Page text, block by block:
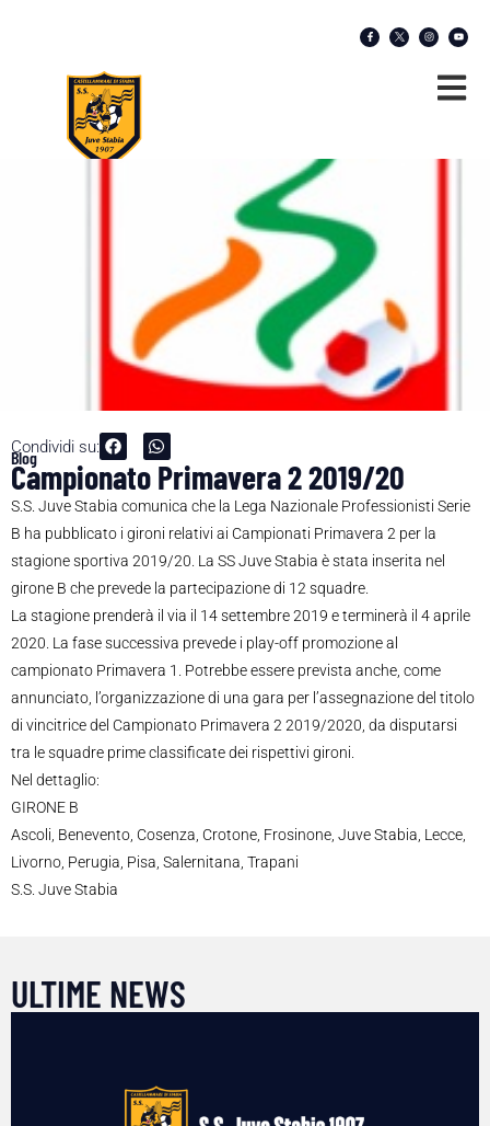
Condividi su:
Blog
Campionato Primavera 2 2019/20
S.S. Juve Stabia comunica che la Lega Nazionale Professionisti Serie
B ha pubblicato i gironi relativi ai Campionati Primavera 2 per la
stagione sportiva 2019/20. La SS Juve Stabia è stata inserita nel
girone B che prevede la partecipazione di 12 squadre.
La stagione prenderà il via il 14 settembre 2019 e terminerà il 4 aprile
2020. La fase successiva prevede i play-off promozione al
campionato Primavera 1. Potrebbe essere prevista anche, come
annunciato, l’organizzazione di una gara per l’assegnazione del titolo
di vincitrice del Campionato Primavera 2 2019/2020, da disputarsi
tra le squadre prime classificate dei rispettivi gironi.
Nel dettaglio:
GIRONE B
Ascoli, Benevento, Cosenza, Crotone, Frosinone, Juve Stabia, Lecce,
Livorno, Perugia, Pisa, Salernitana, Trapani
S.S. Juve Stabia
ULTIME NEWS